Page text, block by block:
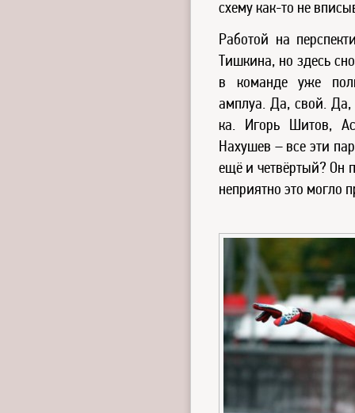
схему как-то не
Работой на
Тишкина, но здесь
в команде уже
амплуа. Да, свой. Да,
ка. Игорь Шитов,
Нахушев – все эти
ещё и четвёртый? Он
неприятно это могло